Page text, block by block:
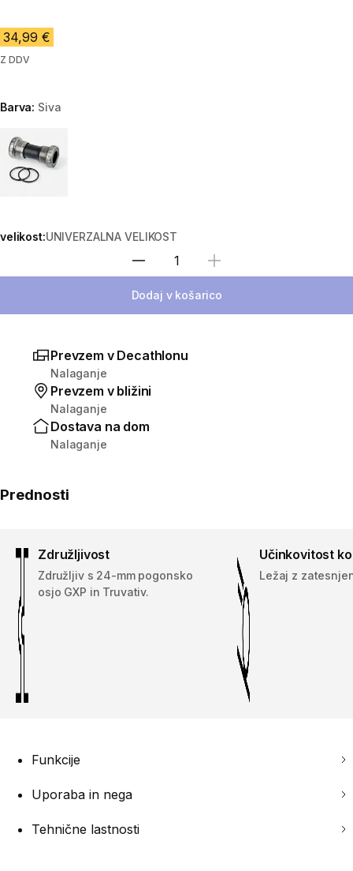
34,99 €
Z DDV
Barva: Siva
Choose a variant
velikost:UNIVERZALNA VELIKOST
Izberite količino
Dodaj v košarico
Prevzem v Decathlonu
Nalaganje
Prevzem v bližini
Nalaganje
Dostava na dom
Nalaganje
Prednosti
Združljivost
Združljiv s 24-mm pogonsko
osjo GXP in Truvativ.
Učinkovitost
Ležaj z
Funkcije
Uporaba in nega
Tehnične lastnosti